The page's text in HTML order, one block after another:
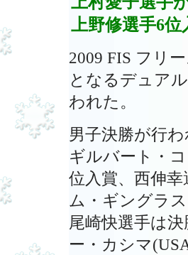
上野修選手6位
2009 FIS フリ
となるデュア
われた。
男子決勝が行
ギルバート・
位入賞、西伸幸
ム・ギングラ
尾崎快選手は
ー・カシマ